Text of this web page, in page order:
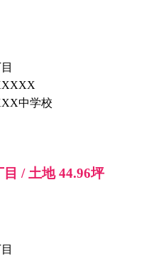
中学校
/ 土地 44.96坪